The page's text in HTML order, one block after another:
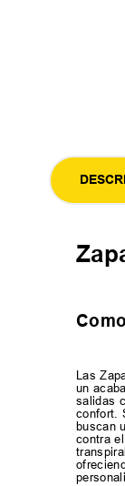
Las
un
salidas
confort.
buscan
contra